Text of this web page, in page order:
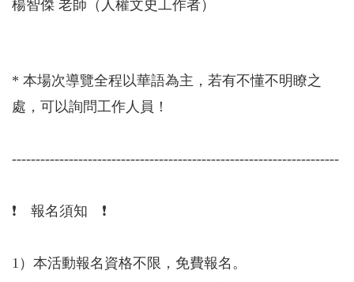
楊智傑 老師（人權文史工作者）
* 本場次導覽全程以華語為主，若有不懂不明瞭之
處，可以詢問工作人員！
---------------------------------------------------------------------
❗️ 報名須知 ❗️
1）本活動報名資格不限，免費報名。